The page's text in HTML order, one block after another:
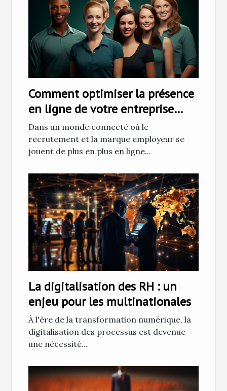
Comment optimiser la présence
en ligne de votre entreprise
pour attirer les talents
Dans un monde connecté où le
recrutement et la marque employeur se
jouent de plus en plus en ligne...
La digitalisation des RH : un
enjeu pour les multinationales
À l'ère de la transformation numérique, la
digitalisation des processus est devenue
une nécessité...